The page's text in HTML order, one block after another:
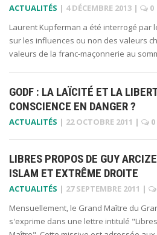
ACTUALITÉS | 4 DÉCEMBRE 2013 |
0
Laurent Kupferman a été interrogé par
sur les influences ou non des valeurs
valeurs de la franc-maçonnerie au
GODF : LA LAÏCITÉ ET LA
CONSCIENCE EN DANGER ?
ACTUALITÉS | 22 OCTOBRE 2011 | 0
LIBRES PROPOS DE GUY
ISLAM ET EXTRÊME DROITE
ACTUALITÉS | 27 SEPTEMBRE 2011 |
Mensuellement, le Grand Maître du
s'exprime dans une lettre intitulé